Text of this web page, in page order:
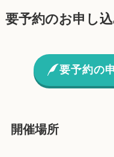
要予約のお申し
要予約の
開催場所